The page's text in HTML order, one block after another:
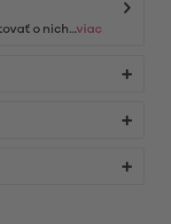
o nich...viac